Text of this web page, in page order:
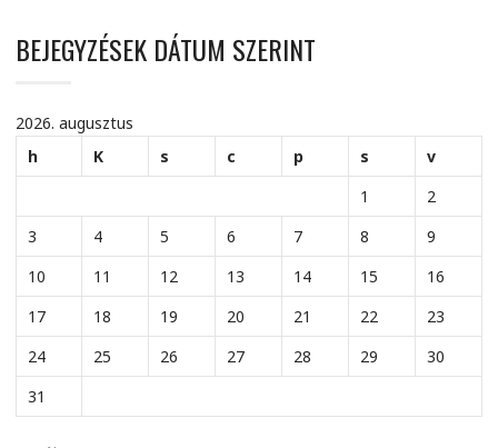
BEJEGYZÉSEK DÁTUM SZERINT
2026. augusztus
h
K s c p s
v
1
2
3
4 5 6 7 8
9
10
11 12 13 14 15
16
17
18 19 20 21 22
23
24
25 26 27 28 29
30
31